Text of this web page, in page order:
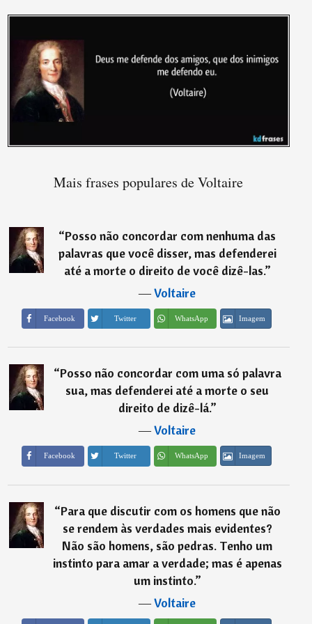
Mais frases populares de Voltaire
“Posso não concordar com nenhuma das
palavras que você disser, mas defenderei
até a morte o direito de você dizê-las.”
―Voltaire
Facebook Twitter WhatsApp Imagem
“Posso não concordar com uma só palavra
sua, mas defenderei até a morte o seu
direito de dizê-lá.”
―Voltaire
Facebook Twitter WhatsApp Imagem
“Para que discutir com os homens que não
se rendem às verdades mais evidentes?
Não são homens, são pedras. Tenho um
instinto para amar a verdade; mas é apenas
um instinto.”
―Voltaire